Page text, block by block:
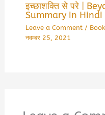
इच्छाशक्ति से परे |
Summary in Hindi
Leave a Comment /
नवम्बर 25, 2021